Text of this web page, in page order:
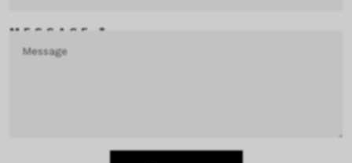
MESSAGE *